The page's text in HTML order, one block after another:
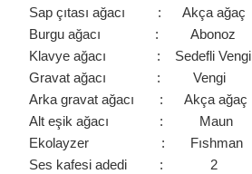
Sap çıtası ağacı : Akça ağaç
Burgu ağacı : Abonoz
Klavye ağacı : Sedefli Vengi
Gravat ağacı : Vengi
Arka gravat ağacı : Akça ağaç
Alt eşik ağacı : Maun
Ekolayzer : Fıshman
Ses kafesi adedi : 2